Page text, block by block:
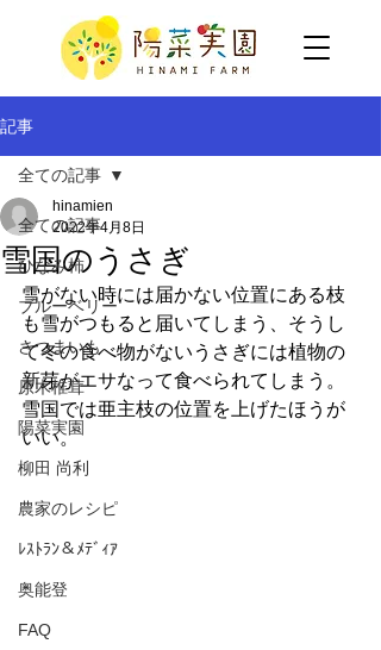
記事
全ての記事
ひなみ柿
ブルーベリー
さつまいも
原木椎茸
陽菜実園
柳田 尚利
農家のレシピ
ﾚｽﾄﾗﾝ＆ﾒﾃﾞｨｱ
奥能登
FAQ
全ての記事
雪国のうさぎ
hinamien
2022年4月8日
雪がない時には届かない位置にある枝
も雪がつもると届いてしまう、そうし
て冬の食べ物がないうさぎには植物の
新芽がエサなって食べられてしまう。
雪国では亜主枝の位置を上げたほうが
いい。